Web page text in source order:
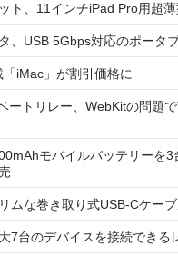
ト、11インチiPad Pro用超
、USB 5Gbps対応のポータ
iMac」が割引価格に
ートリレー、WebKitの問題
モバイルバッテリーを3
ムな巻き取り式USB-Cケー
7台のデバイスを接続できる